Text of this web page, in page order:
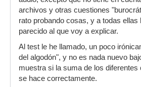
archivos y otras cuestiones
rato probando cosas, y a todas ellas
parecido al que voy a explicar.
Al test le he llamado, un poco
del algodón", y no es nada nuevo
muestra si la suma de los diferentes
se hace correctamente.